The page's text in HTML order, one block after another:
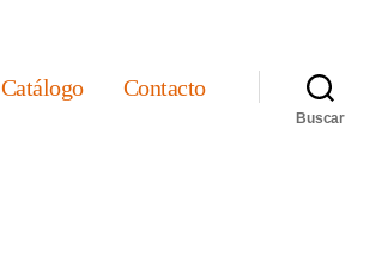
Catálogo Contacto
Buscar